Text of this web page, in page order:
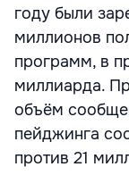
году были
миллионов
программ, в
миллиарда.
объём
пейджинга
против 21